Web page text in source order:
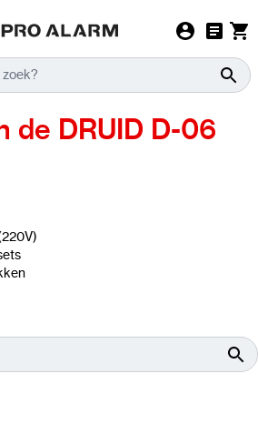
de DRUID D-06